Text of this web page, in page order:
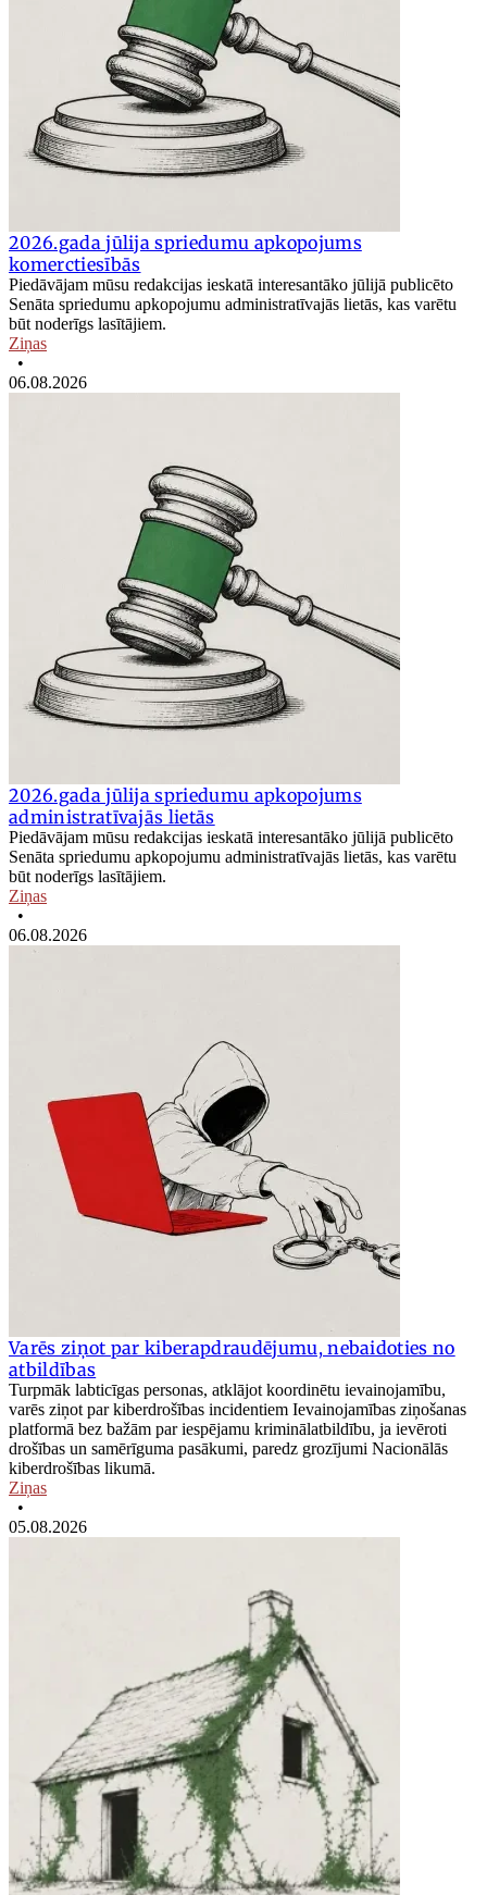
2026.gada jūlija spriedumu apkopojums
komerctiesībās
Piedāvājam mūsu redakcijas ieskatā interesantāko jūlijā publicēto
Senāta spriedumu apkopojumu administratīvajās lietās, kas varētu
būt noderīgs lasītājiem.
Ziņas
•
06.08.2026
2026.gada jūlija spriedumu apkopojums
administratīvajās lietās
Piedāvājam mūsu redakcijas ieskatā interesantāko jūlijā publicēto
Senāta spriedumu apkopojumu administratīvajās lietās, kas varētu
būt noderīgs lasītājiem.
Ziņas
•
06.08.2026
Varēs ziņot par kiberapdraudējumu, nebaidoties no
atbildības
Turpmāk labticīgas personas, atklājot koordinētu ievainojamību,
varēs ziņot par kiberdrošības incidentiem Ievainojamības ziņošanas
platformā bez bažām par iespējamu kriminālatbildību, ja ievēroti
drošības un samērīguma pasākumi, paredz grozījumi Nacionālās
kiberdrošības likumā.
Ziņas
•
05.08.2026